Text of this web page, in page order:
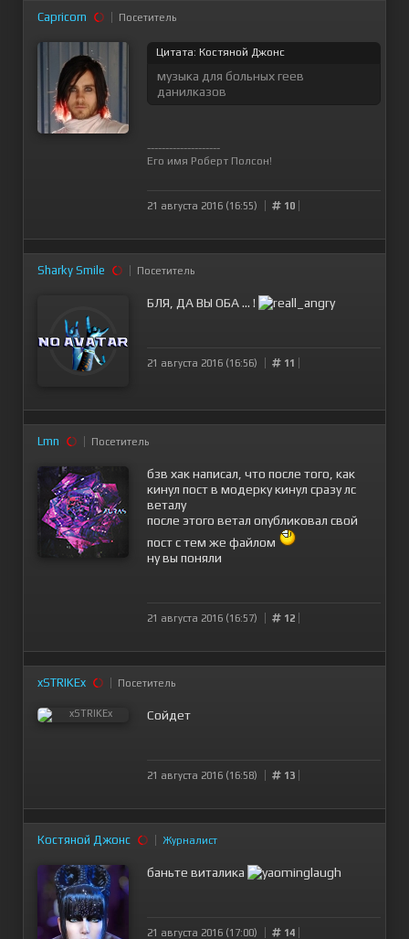
Capricorn Посетитель
Цитата: Костяной Джонс
музыка для больных геев
данилказов
--------------------
Его имя Роберт Полсон!
21 августа 2016 (16:55) 10
Sharky Smile Посетитель
БЛЯ, ДА ВЫ ОБА ... !
21 августа 2016 (16:56) 11
Lmn Посетитель
бзв хак написал, что после того, как
кинул пост в модерку кинул сразу лс
веталу
после этого ветал опубликовал свой
пост с тем же файлом
ну вы поняли
21 августа 2016 (16:57) 12
xSTRIKEx Посетитель
Сойдет
21 августа 2016 (16:58) 13
Костяной Джонс Журналист
баньте виталика
21 августа 2016 (17:00) 14